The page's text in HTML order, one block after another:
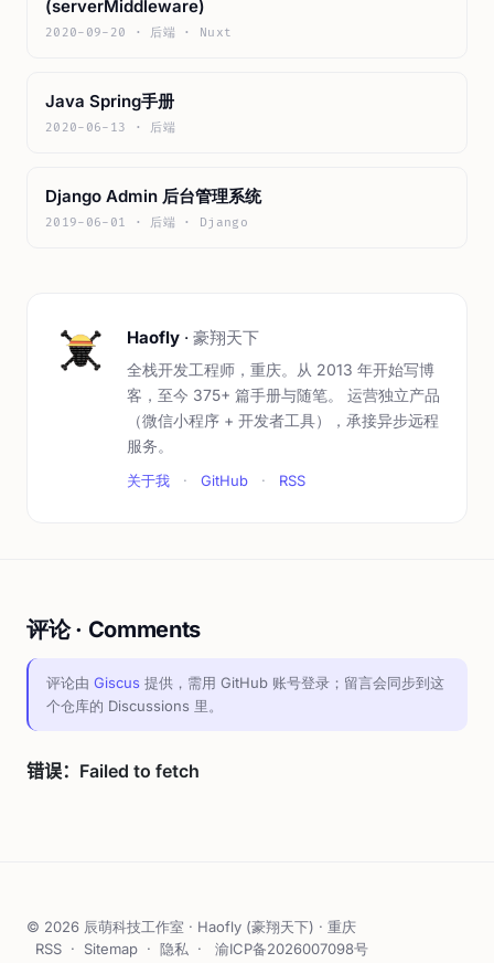
(serverMiddleware)
2020-09-20 · 后端 · Nuxt
Java Spring手册
2020-06-13 · 后端
Django Admin 后台管理系统
2019-06-01 · 后端 · Django
Haofly · 豪翔天下
全栈开发工程师，重庆。从 2013 年开始写博
客，至今 375+ 篇手册与随笔。 运营独立产品
（微信小程序 + 开发者工具），承接异步远程
服务。
关于我 · GitHub · RSS
评论 · Comments
评论由 Giscus 提供，需用 GitHub 账号登录；留言会同步到这
个仓库的 Discussions 里。
© 2026 辰萌科技工作室 · Haofly (豪翔天下) · 重庆
RSS · Sitemap · 隐私 · 渝ICP备2026007098号